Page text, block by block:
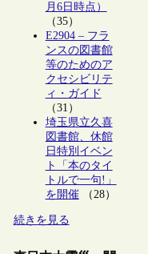
月6日時点）
（35）
E2904 – フラ
ンスの図書館
等のためのア
クセシビリテ
ィ・ガイド
（31）
埼玉県立久喜
図書館、休館
日特別イベン
ト「本のタイ
トルで一句!」
を開催（28）
続きを見る